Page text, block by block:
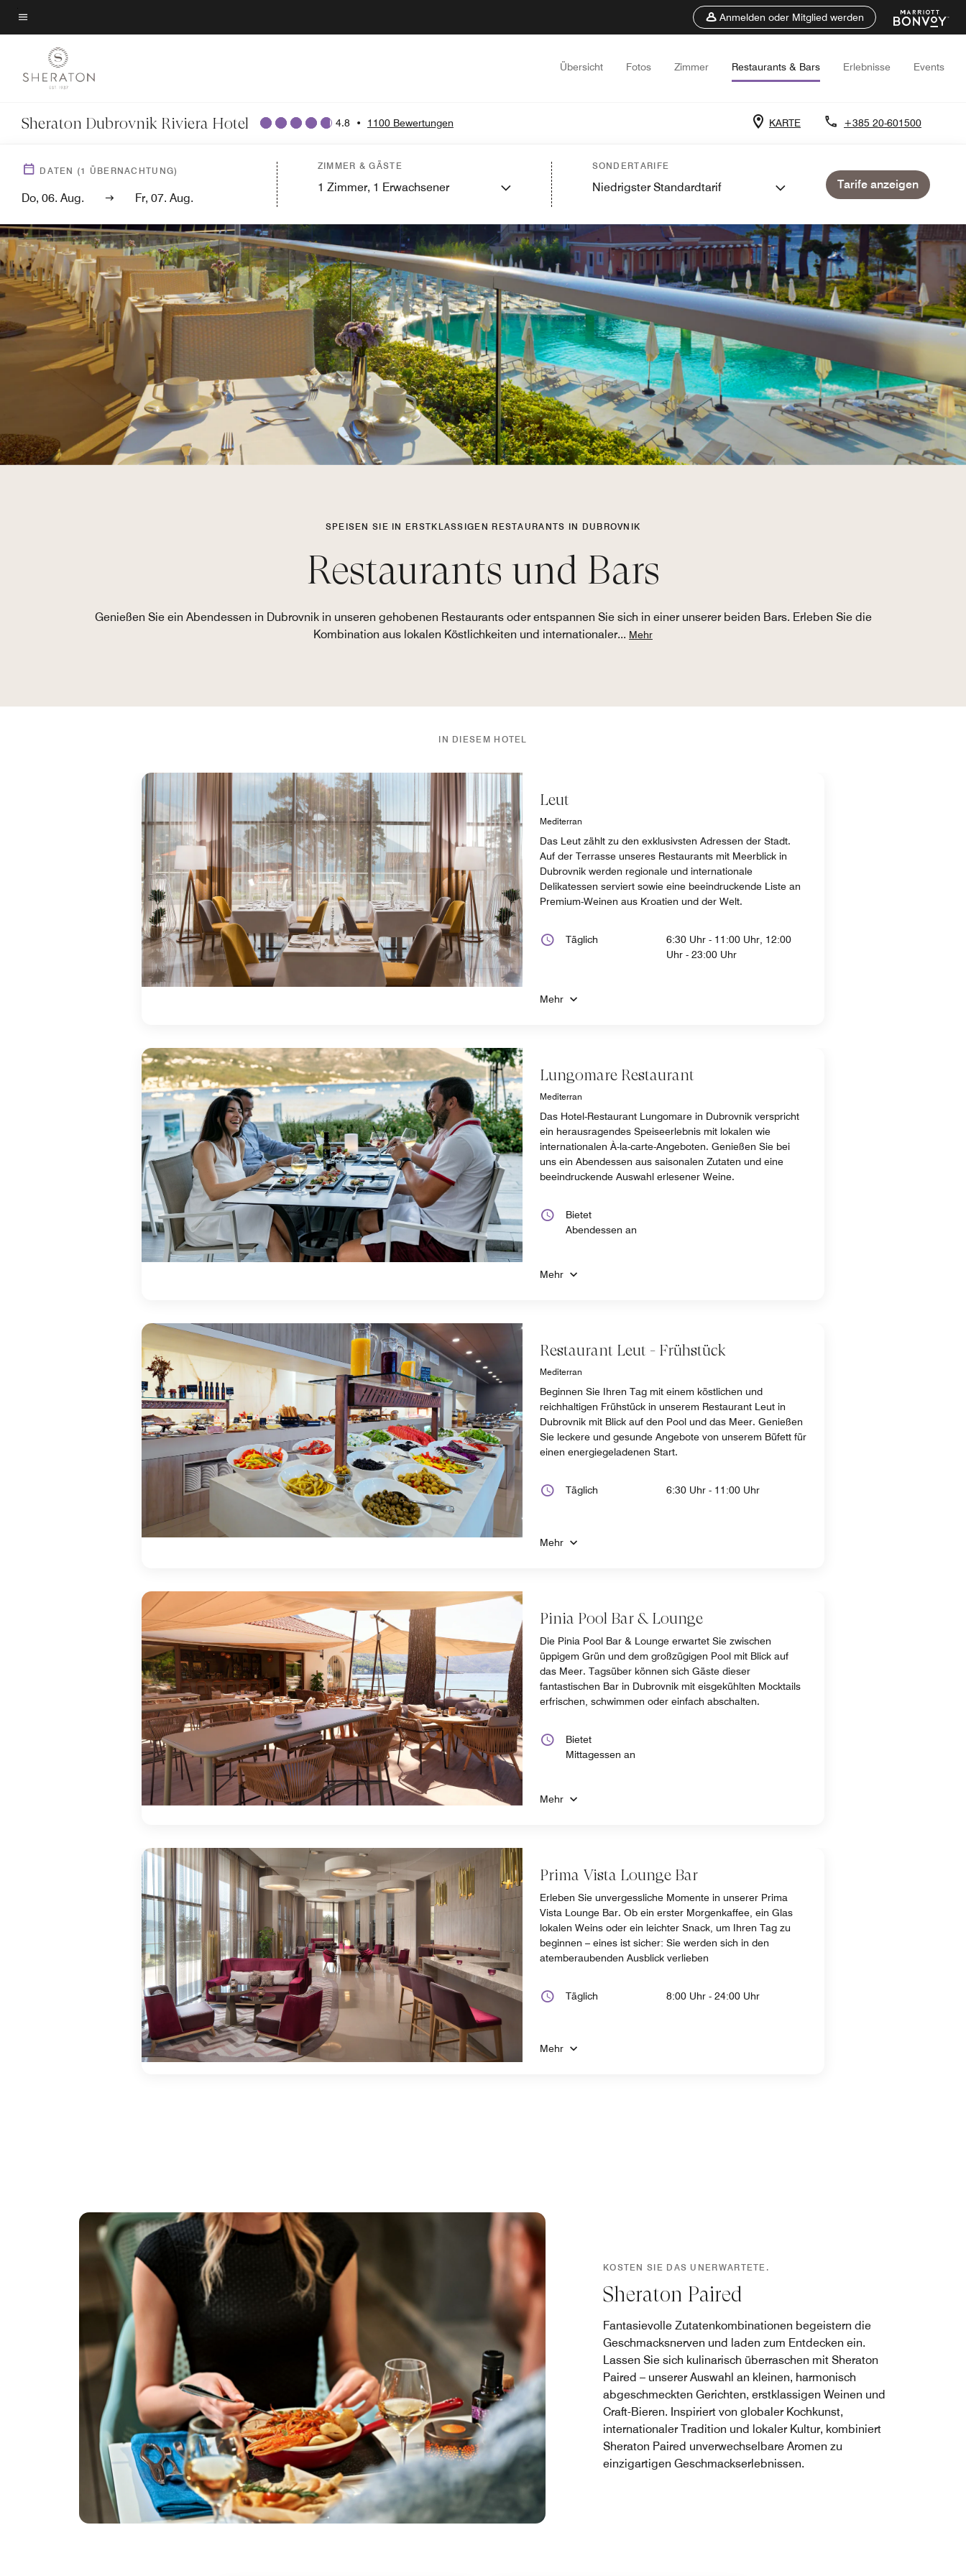
Skip
to
content
Menütext
Anmelden oder Mitglied werden
Übersicht Fotos Zimmer Restaurants & Bars Erlebnisse Events
Sheraton Dubrovnik Riviera Hotel 4.8 • 1100 Bewertungen KARTE +385 20-601500
DATEN (1 ÜBERNACHTUNG)
Do, 06. Aug. Fr, 07. Aug.
ZIMMER & GÄSTE
1 Zimmer, 1 Erwachsener
SONDERTARIFE
Niedrigster Standardtarif Tarife anzeigen
SPEISEN SIE IN ERSTKLASSIGEN RESTAURANTS IN DUBROVNIK
Restaurants und Bars
Genießen Sie ein Abendessen in Dubrovnik in unseren gehobenen Restaurants oder entspannen Sie sich in einer unserer beiden Bars. Erleben Sie die
Kombination aus lokalen Köstlichkeiten und internationaler... Mehr
IN DIESEM HOTEL
Leut
Mediterran
Das Leut zählt zu den exklusivsten Adressen der Stadt.
Auf der Terrasse unseres Restaurants mit Meerblick in
Dubrovnik werden regionale und internationale
Delikatessen serviert sowie eine beeindruckende Liste an
Premium-Weinen aus Kroatien und der Welt.
Täglich
6:30 Uhr - 11:00 Uhr, 12:00
Uhr - 23:00 Uhr
Mehr
Lungomare Restaurant
Mediterran
Das Hotel-Restaurant Lungomare in Dubrovnik verspricht
ein herausragendes Speiseerlebnis mit lokalen wie
internationalen À-la-carte-Angeboten. Genießen Sie bei
uns ein Abendessen aus saisonalen Zutaten und eine
beeindruckende Auswahl erlesener Weine.
Bietet
Abendessen an
Mehr
Restaurant Leut - Frühstück
Mediterran
Beginnen Sie Ihren Tag mit einem köstlichen und
reichhaltigen Frühstück in unserem Restaurant Leut in
Dubrovnik mit Blick auf den Pool und das Meer. Genießen
Sie leckere und gesunde Angebote von unserem Büfett für
einen energiegeladenen Start.
Täglich 6:30 Uhr - 11:00 Uhr
Mehr
Pinia Pool Bar & Lounge
Die Pinia Pool Bar & Lounge erwartet Sie zwischen
üppigem Grün und dem großzügigen Pool mit Blick auf
das Meer. Tagsüber können sich Gäste dieser
fantastischen Bar in Dubrovnik mit eisgekühlten Mocktails
erfrischen, schwimmen oder einfach abschalten.
Bietet
Mittagessen an
Mehr
Prima Vista Lounge Bar
Erleben Sie unvergessliche Momente in unserer Prima
Vista Lounge Bar. Ob ein erster Morgenkaffee, ein Glas
lokalen Weins oder ein leichter Snack, um Ihren Tag zu
beginnen – eines ist sicher: Sie werden sich in den
atemberaubenden Ausblick verlieben
Täglich 8:00 Uhr - 24:00 Uhr
Mehr
KOSTEN SIE DAS UNERWARTETE.
Sheraton Paired
Fantasievolle Zutatenkombinationen begeistern die
Geschmacksnerven und laden zum Entdecken ein.
Lassen Sie sich kulinarisch überraschen mit Sheraton
Paired – unserer Auswahl an kleinen, harmonisch
abgeschmeckten Gerichten, erstklassigen Weinen und
Craft-Bieren. Inspiriert von globaler Kochkunst,
internationaler Tradition und lokaler Kultur, kombiniert
Sheraton Paired unverwechselbare Aromen zu
einzigartigen Geschmackserlebnissen.